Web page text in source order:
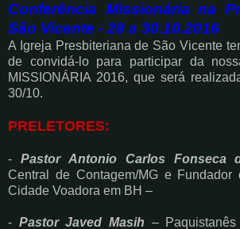
Conferência Missionária na
São Vicente - 28 a 30.10.2016
A Igreja Presbiteriana de São Vicente
de convidá-lo para participar da
MISSIONÁRIA 2016, que será
30/10.
PRELETORES:
- Pastor Antonio Carlos Fonseca
Central de Contagem/MG e Fundador
Cidade Voadora em BH –
- Pastor Javed Masih –